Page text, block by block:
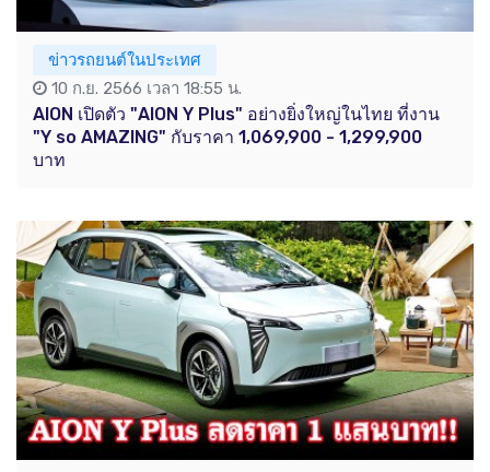
ข่าวรถยนต์ในประเทศ
10 ก.ย. 2566 เวลา 18:55 น.
AION เปิดตัว "AION Y Plus" อย่างยิ่งใหญ่ในไทย ที่งาน
"Y so AMAZING" กับราคา 1,069,900 - 1,299,900
บาท